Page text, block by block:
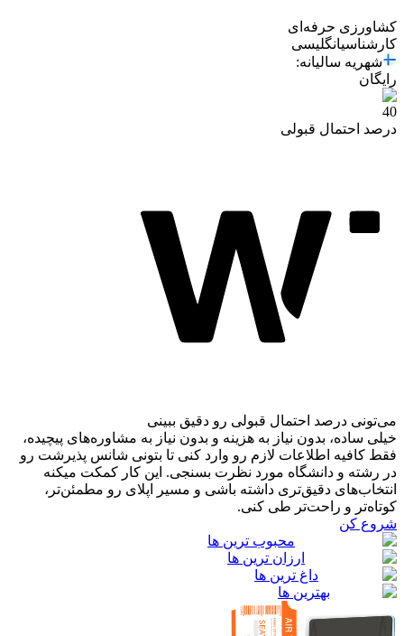
کشاورزی حرفه‌ای
کارشناسیانگلیسی
شهریه سالیانه:
رایگان
40
درصد احتمال قبولی
می‌تونی درصد احتمال قبولی رو دقیق ببینی
خیلی ساده، بدون نیاز به هزینه و بدون نیاز به مشاوره‌های پیچیده،
فقط کافیه اطلاعات لازم رو وارد کنی تا بتونی شانس پذیرشت رو
در رشته و دانشگاه مورد نظرت بسنجی. این کار کمکت میکنه
انتخاب‌های دقیق‌تری داشته باشی و مسیر اپلای رو مطمئن‌تر،
کوتاه‌تر و راحت‌تر طی کنی.
شروع کن
محبوب ترین ها
ارزان ترین ها
داغ ترین ها
بهترین ها